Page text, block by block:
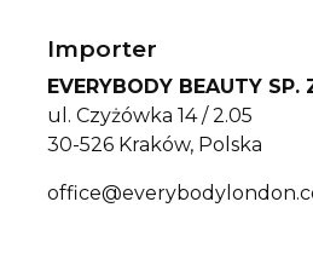
Importer
EVERYBODY BEAUTY SP.
ul. Czyżówka 14 / 2.05
30-526 Kraków, Polska